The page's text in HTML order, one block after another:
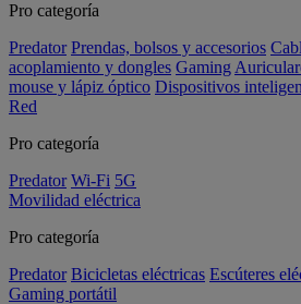
Pro categoría
Predator Prendas, bolsos y accesorios
acoplamiento y dongles Gaming
mouse y lápiz óptico Dispositivos
Red
Pro categoría
Predator Wi-Fi 5G
Movilidad eléctrica
Pro categoría
Predator Bicicletas eléctricas Escúteres
Gaming portátil